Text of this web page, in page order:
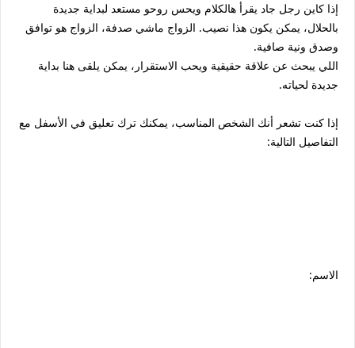
إذا كاين رجل جاد يقرأ هالكلام ويحس روحو مستعد لبداية جديدة
بالحلال، يمكن يكون هذا نصيب. الزواج ماشي صدفة، الزواج هو توافق
وصدق ونية صافية.
اللي يبحث عن علاقة حقيقية ويحب الاستقرار، يمكن يلقى هنا بداية
جديدة لحياته.
إذا كنت تشعر أنك الشخص المناسب، يمكنك ترك تعليق في الأسفل مع
التفاصيل التالية:
الاسم: